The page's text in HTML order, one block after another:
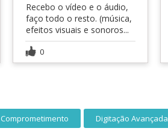
Recebo o vídeo e o áudio,
faço todo o resto. (música,
efeitos visuais e sonoros...
0
Comprometimento Digitação Avançada